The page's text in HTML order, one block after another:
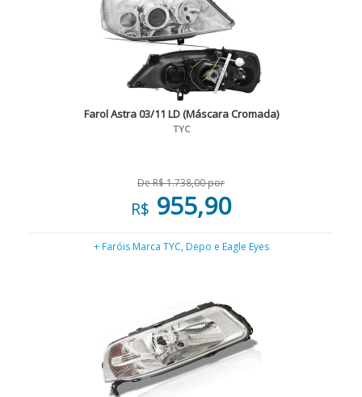
Farol Astra 03/11 LD (Máscara Cromada)
TYC
De R$ 1.738,00 por
R$ 955,90
+ Faróis Marca TYC, Depo e Eagle Eyes